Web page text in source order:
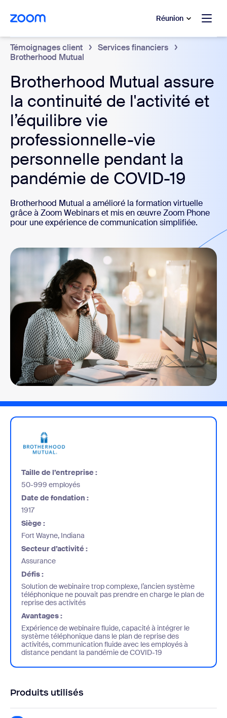
contenu principal
au chat d’aide Réunion
Témoignages client
Services financiers
Brotherhood Mutual
Brotherhood Mutual assure
la continuité de l'activité et
l’équilibre vie
professionnelle-vie
personnelle pendant la
pandémie de COVID-19
Brotherhood Mutual a amélioré la formation virtuelle
grâce à Zoom Webinars et mis en œuvre Zoom Phone
pour une expérience de communication simplifiée.
Taille de l’entreprise :
50-999 employés
Date de fondation :
1917
Siège :
Fort Wayne, Indiana
Secteur d’activité :
Assurance
Défis :
Solution de webinaire trop complexe, l’ancien système
téléphonique ne pouvait pas prendre en charge le plan de
reprise des activités
Avantages :
Expérience de webinaire fluide, capacité à intégrer le
système téléphonique dans le plan de reprise des
activités, communication fluide avec les employés à
distance pendant la pandémie de COVID-19
Produits utilisés